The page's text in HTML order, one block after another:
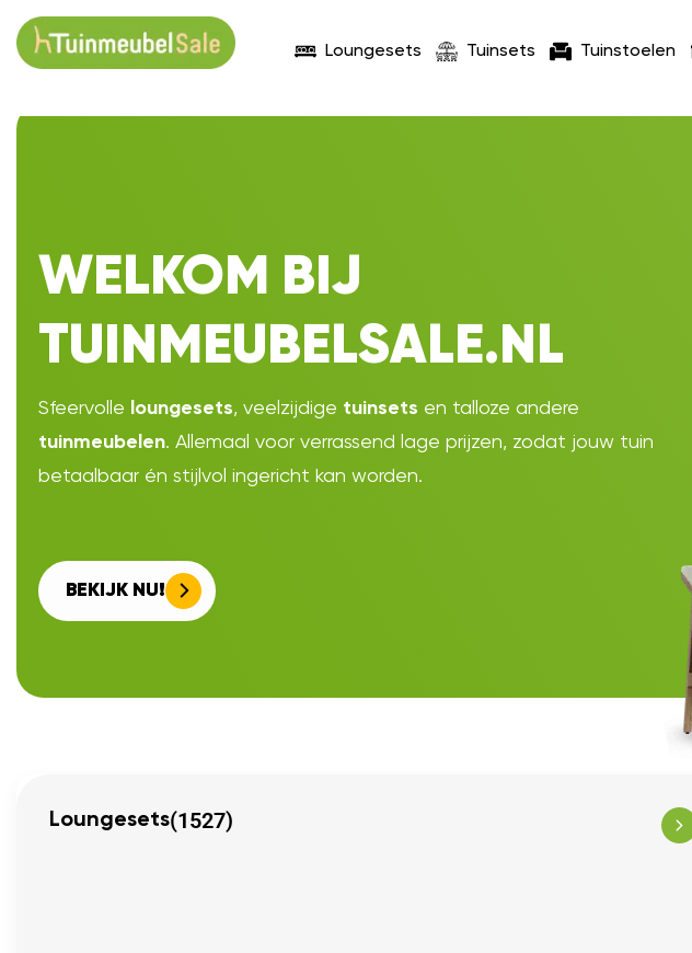
Loungesets Tuinsets Tuinstoelen
WELKOM BIJ
TUINMEUBELSALE.NL
Sfeervolle loungesets, veelzijdige tuinsets en talloze andere
tuinmeubelen. Allemaal voor verrassend lage prijzen, zodat jouw tuin
betaalbaar én stijlvol ingericht kan worden.
BEKIJK NU!
Loungesets(1527)